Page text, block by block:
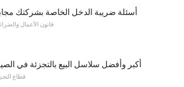
أسئلة ضريبة الدخل الخاصة بشركتك
قانون الأعمال
أكبر وأفضل سلاسل البيع بالتجزئة في
قطاع